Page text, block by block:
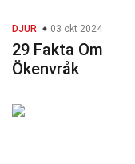
DJUR 03 okt 2024
29 Fakta Om
Ökenvråk